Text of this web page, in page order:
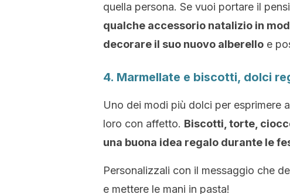
quella persona. Se vuoi portare il
qualche accessorio natalizio in
decorare il suo nuovo alberello e
4. Marmellate e biscotti, dolci
Uno dei modi più dolci per esprimere
loro con affetto. Biscotti, torte,
una buona idea regalo durante le
Personalizzali con il messaggio che
e mettere le mani in pasta!